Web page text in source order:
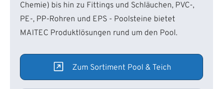
Chemie) bis hin zu Fittings und Schläuchen, PVC-,
PE-, PP-Rohren und EPS - Poolsteine bietet
MAITEC Produktlösungen rund um den Pool.
Zum Sortiment Pool & Teich